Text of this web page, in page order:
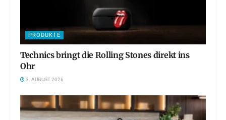
PRODUKTE
Technics bringt die Rolling Stones direkt ins
Ohr
3. AUGUST 2026